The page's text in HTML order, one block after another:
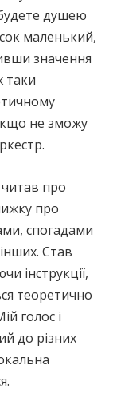
душею
маленький,
значення
таки
не зможу
про
про
спогадами
Став
інструкції,
теоретично
голос і
до різних